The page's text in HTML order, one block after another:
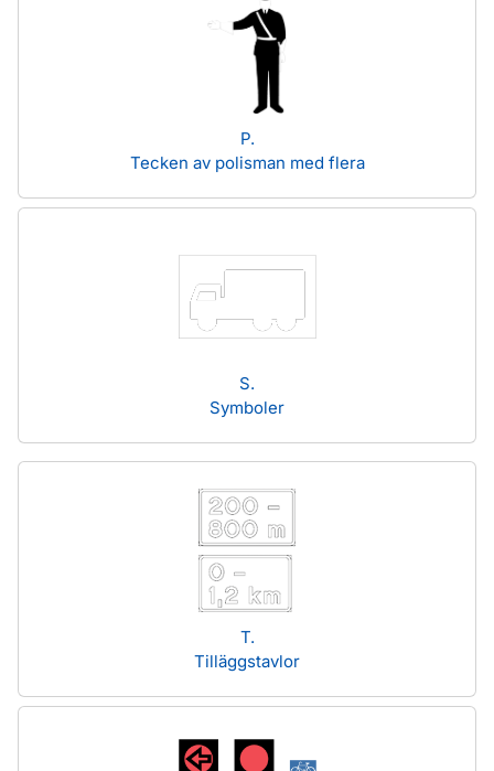
P.
Tecken av polisman med flera
S.
Symboler
T.
Tilläggstavlor